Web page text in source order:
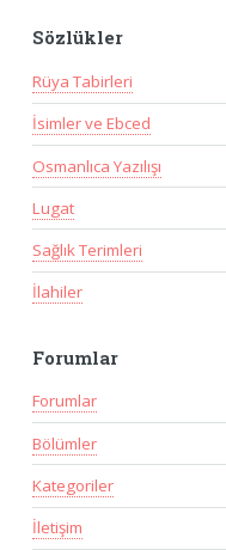
Sözlükler
Rüya Tabirleri
İsimler ve Ebced
Osmanlıca Yazılışı
Lugat
Sağlık Terimleri
İlahiler
Forumlar
Forumlar
Bölümler
Kategoriler
İletişim